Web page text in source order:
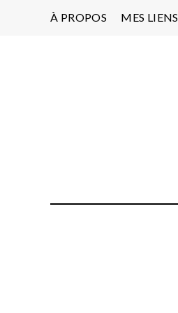
À PROPOS MES LIENS